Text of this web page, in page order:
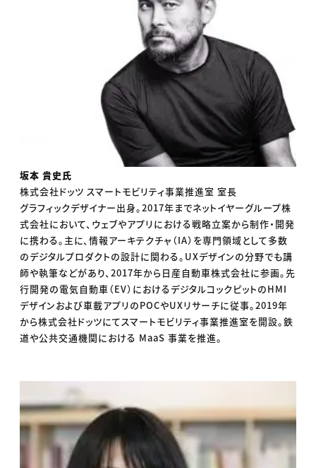
坂本 貴史氏
株式会社ドッツ スマートモビリティ事業推進室 室長
グラフィックデザイナー出身。2017年までネットイヤーグループ株
式会社において、ウェブやアプリにおける戦略立案から制作・開発
に携わる。主に、情報アーキテクチャ（IA）を専門領域として多数
のデジタルプロダクトの設計に関わる。UXデザインの分野でも講
師や執筆などがあり、2017年から日産自動車株式会社に参画。先
行開発の電気自動車（EV）におけるデジタルコックピットのHMI
デザインおよび車載アプリのPOCやUXリサーチに従事。2019年
から株式会社ドッツにてスマートモビリティ事業推進室を開設。鉄
道や公共交通機関における MaaS 事業を推進。